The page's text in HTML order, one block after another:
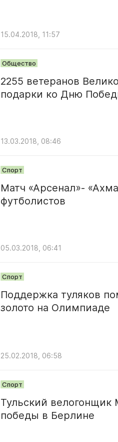
15.04.2018, 11:57
Общество
2255 ветеранов
подарки ко Дню
13.03.2018, 08:46
Спорт
Матч «Арсенал»-
футболистов
05.03.2018, 06:41
Спорт
Поддержка туляков
золото на Олимпиаде
25.02.2018, 06:58
Спорт
Тульский
победы в Берлине